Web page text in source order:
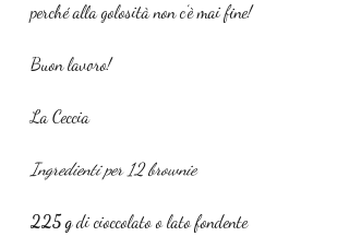
perché alla golosità non c’è mai fine!
Buon lavoro!
La Ceccia
Ingredienti per 12 brownie
225 g di cioccolato o lato fondente